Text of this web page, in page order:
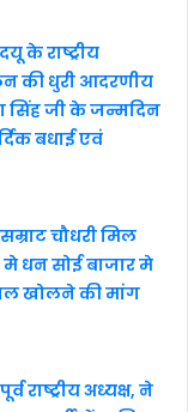
के राष्ट्रीय
की धुरी आदरणीय
सिंह जी के जन्मदिन
बधाई एवं
चौधरी मिल
धन सोई बाजार मे
खोलने की मांग
राष्ट्रीय अध्यक्ष, ने